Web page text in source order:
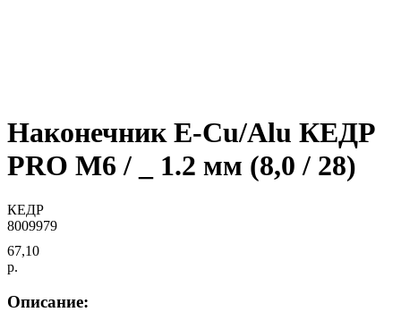
Наконечник E-Cu/Alu КЕДР
PRO М6 / _ 1.2 мм (8,0 / 28)
КЕДР
8009979
67,10
р.
Описание: